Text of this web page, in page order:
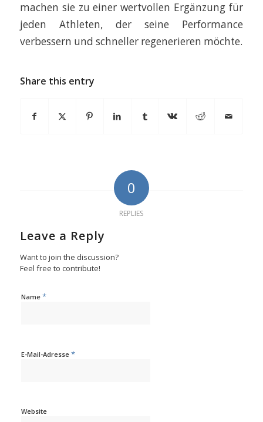
machen sie zu einer wertvollen Ergänzung für
jeden Athleten, der seine Performance
verbessern und schneller regenerieren möchte.
Share this entry
0
REPLIES
Leave a Reply
Want to join the discussion?
Feel free to contribute!
Name *
E-Mail-Adresse *
Website